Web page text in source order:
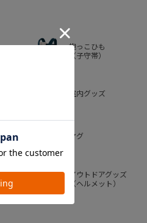
抱っこひも
（子守帯）
室内グッズ
マグ
アウトドアグッズ
（ヘルメット）